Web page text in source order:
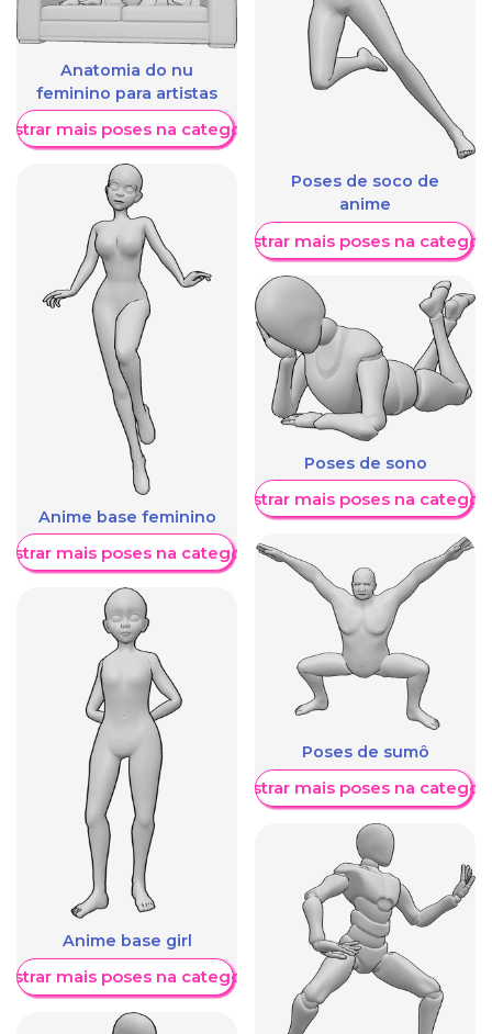
Anatomia do nu
feminino para artistas
mais poses na categoria
Anime base feminino
mais poses na categoria
Anime base girl
mais poses na categoria
Poses de soco de
anime
Mostrar mais poses na
Poses de sono
Mostrar mais poses na
Poses de sumô
Mostrar mais poses na